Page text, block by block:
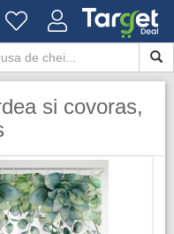
si covoras,